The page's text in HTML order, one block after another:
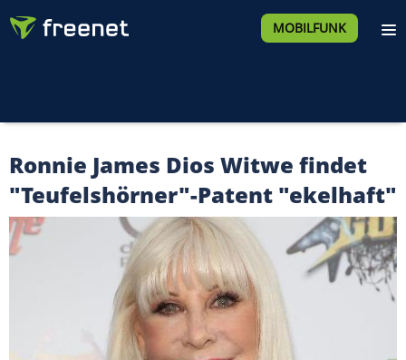
MOBILFUNK
Ronnie James Dios Witwe findet
"Teufelshörner"-Patent "ekelhaft"